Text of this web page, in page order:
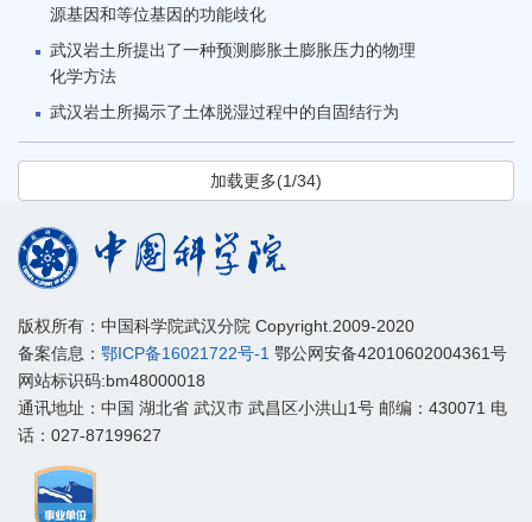
源基因和等位基因的功能歧化
武汉岩土所提出了一种预测膨胀土膨胀压力的物理
化学方法
武汉岩土所揭示了土体脱湿过程中的自固结行为
加载更多(1/34)
版权所有：中国科学院武汉分院 Copyright.2009-2020
备案信息： 鄂ICP备16021722号-1 鄂公网安备42010602004361号
网站标识码:bm48000018
通讯地址：中国 湖北省 武汉市 武昌区小洪山1号 邮编：430071 电
话：027-87199627